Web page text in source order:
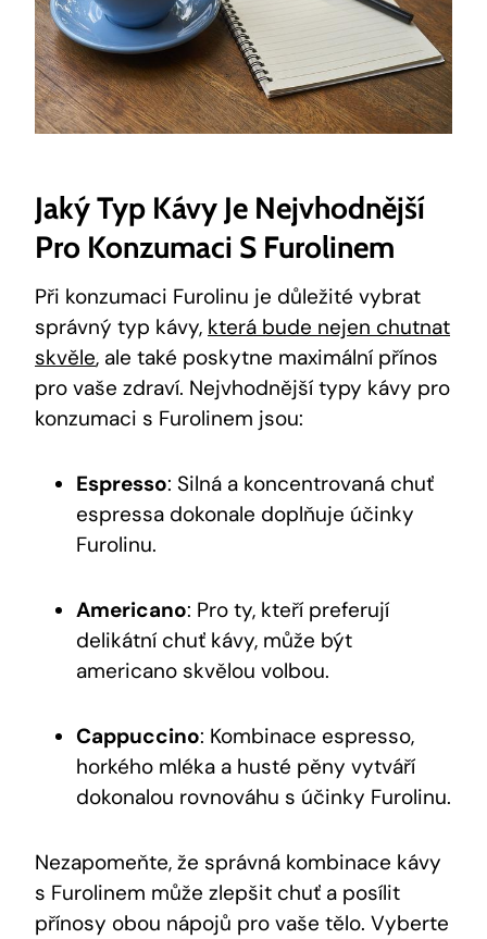
Jaký Typ Kávy Je Nejvhodnější
Pro Konzumaci S Furolinem
Při konzumaci Furolinu je důležité vybrat
správný typ kávy, která bude nejen chutnat
skvěle, ale také poskytne maximální přínos
pro vaše zdraví. Nejvhodnější typy kávy pro
konzumaci s Furolinem jsou:
Espresso: Silná a koncentrovaná chuť
espressa dokonale doplňuje účinky
Furolinu.
Americano: Pro ty, kteří preferují
delikátní chuť kávy, může být
americano skvělou volbou.
Cappuccino: Kombinace espresso,
horkého mléka a husté pěny vytváří
dokonalou rovnováhu s účinky Furolinu.
Nezapomeňte, že správná kombinace kávy
s Furolinem může zlepšit chuť a posílit
přínosy obou nápojů pro vaše tělo. Vyberte